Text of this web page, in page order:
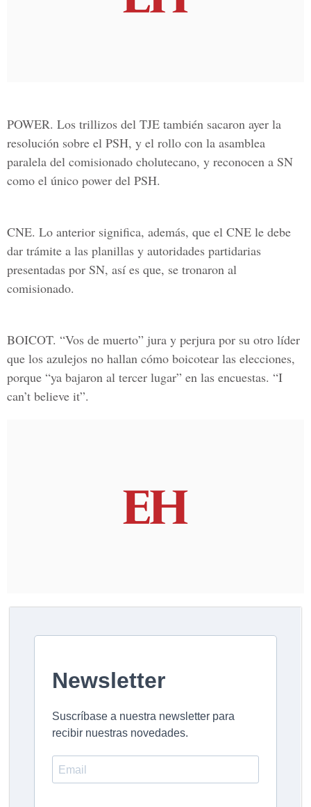
POWER. Los trillizos del TJE también sacaron ayer la
resolución sobre el PSH, y el rollo con la asamblea
paralela del comisionado cholutecano, y reconocen a SN
como el único power del PSH.
CNE. Lo anterior significa, además, que el CNE le debe
dar trámite a las planillas y autoridades partidarias
presentadas por SN, así es que, se tronaron al
comisionado.
BOICOT. “Vos de muerto” jura y perjura por su otro líder
que los azulejos no hallan cómo boicotear las elecciones,
porque “ya bajaron al tercer lugar” en las encuestas. “I
can’t believe it”.